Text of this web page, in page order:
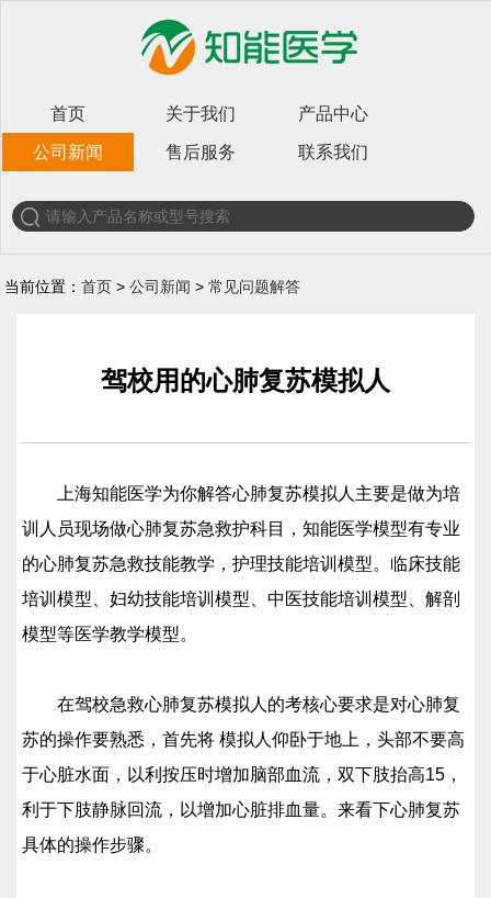
首页 关于我们 产品中心
公司新闻 售后服务 联系我们
当前位置：首页 >公司新闻 >常见问题解答
驾校用的心肺复苏模拟人
上海知能医学为你解答心肺复苏模拟人主要是做为培
训人员现场做心肺复苏急救护科目，知能医学模型有专业
的心肺复苏急救技能教学，护理技能培训模型。临床技能
培训模型、妇幼技能培训模型、中医技能培训模型、解剖
模型等医学教学模型。
在驾校急救心肺复苏模拟人的考核心要求是对心肺复
苏的操作要熟悉，首先将 模拟人仰卧于地上，头部不要高
于心脏水面，以利按压时增加脑部血流，双下肢抬高15，
利于下肢静脉回流，以增加心脏排血量。来看下心肺复苏
具体的操作步骤。